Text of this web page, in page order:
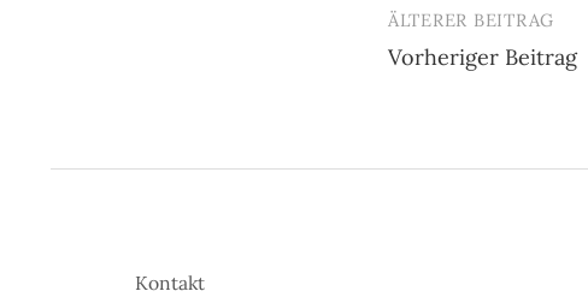
Beitrags-
Navigation
ÄLTERER BEITRAG
Vorheriger Beitrag
Kontakt